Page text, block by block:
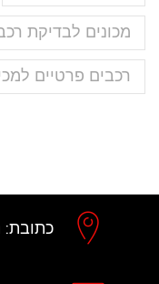
מכונים לבדיקת
רכבים פרטיים
כתובת: